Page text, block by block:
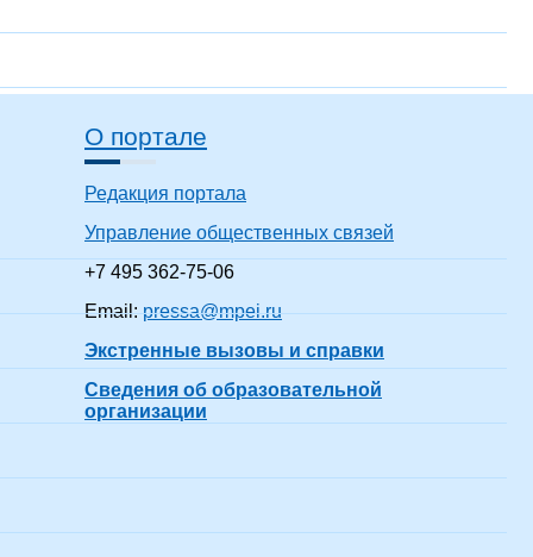
О портале
Редакция портала
Управление общественных связей
+7 495 362-75-06
Email: pressa@mpei.ru
Экстренные вызовы и справки
Сведения об образовательной
организации